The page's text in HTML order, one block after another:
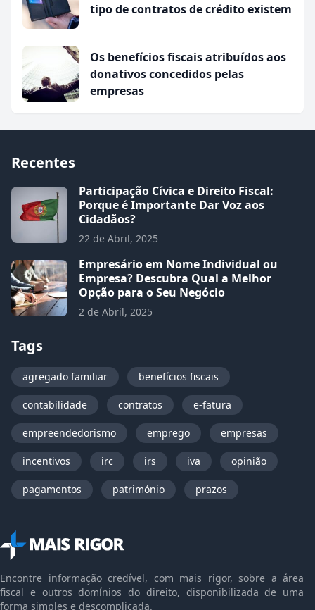
tipo de contratos de crédito existem
Os benefícios fiscais atribuídos aos
donativos concedidos pelas
empresas
Encontre informação credível, com mais rigor, sobre a área
fiscal e outros domínios do direito, disponibilizada de uma
forma simples e descomplicada.
Recentes
Participação Cívica e Direito Fiscal:
Porque é Importante Dar Voz aos
Cidadãos?
22 de Abril, 2025
Empresário em Nome Individual ou
Empresa? Descubra Qual a Melhor
Opção para o Seu Negócio
2 de Abril, 2025
Tags
agregado familiar benefícios fiscais
contabilidade contratos e-fatura
empreendedorismo emprego empresas
incentivos irc irs iva opinião
pagamentos património prazos